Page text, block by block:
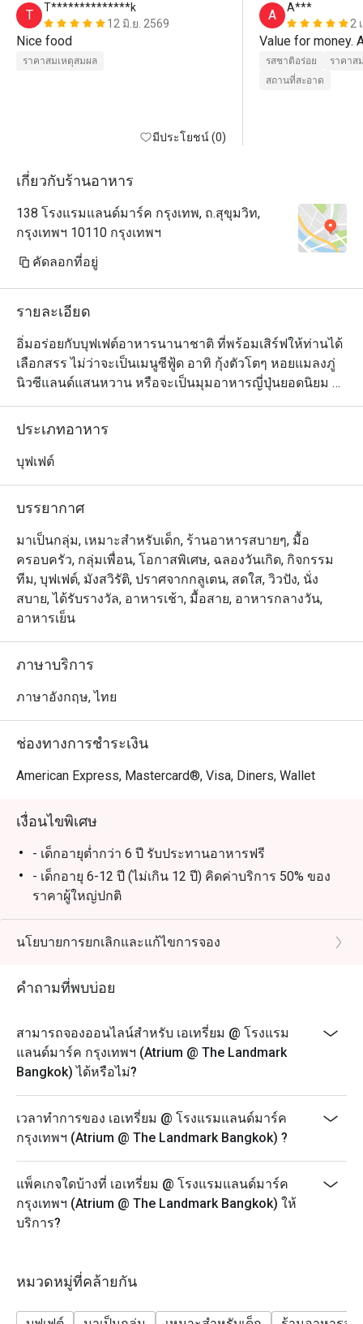
T
T**************k
12 มิ.ย. 2569
Nice food
ราคาสมเหตุสมผล
มีประโยชน์ (0)
A
A***
2
Value for money.
รสชาติอร่อย
ราคาส
สถานที่สะอาด
เกี่ยวกับร้านอาหาร
138 โรงแรมแลนด์มาร์ค กรุงเทพ, ถ.สุขุมวิท,
กรุงเทพฯ 10110 กรุงเทพฯ
คัดลอกที่อยู่
รายละเอียด
อิ่มอร่อยกับบุฟเฟต์อาหารนานาชาติ ที่พร้อมเสิร์ฟให้ท่านได้
เลือกสรร ไม่ว่าจะเป็นเมนูซีฟู้ด อาทิ กุ้งตัวโตๆ หอยแมลงภู่
นิวซีแลนด์แสนหวาน หรือจะเป็นมุมอาหารญี่ปุ่นยอดนิยม
อาหารไทยรสจัด มุมสลัดสดอร่อย เพลิดเพลินกับเมนูพาสต้า
ปรุงร้อนๆ ตามสั่ง ให้ท่านได้เลือกลิ้มลอง ด้านเมนูของหวาน
เมด น้ำพุช็อคโกแลต และผลไม้สดไว้รอต้อนรับ บรรยากาศ
曼谷龙马酒店中庭自助餐厅独创的国际菜式,全新专业厨师
团队现场给你现煮亚拉斯加大虾海贝类等... 尤其是不能错
过美味迷人的饭后甜品，例如大理石纹蛋糕，意大利奶油
布丁，喷泉巧克力和泰国时令水果，林林总总，应有尽有
和週日brunch, 行政副总厨 Chef Francesco 亲自主理所有
驰名泰国泥蟹，篮花蟹，生蚝和进口青口贝等海鲜，无论
冻食或各种风味热炒都能令你一试难忘... 不要忘记亲们和
Atrium @ The Landmark Bangkok ให้บริการบุฟเฟ่ต์อาหาร
นานาชาติสุดหรู ตั้งอยู่ที่ชั้นล็อบบี้ของโรงแรม The
นานา ร้านเหมาะสำหรับครอบครัวและเด็ก บรรยากาศกว้าง
ขวางและนั่งสบาย เหมาะกับทั้งมื้อครอบครัวและโอกาส
พิเศษ ไฮไลต์เมนูยอดนิยม ได้แก่ กุ้งแม่น้ำย่างสดใหม่ หอย
นางรมคุณภาพดี กั้งเนื้อหวาน ซาชิมิชิ้นหนา เป็ดปักกิ่งหนัง
กรอบ และเนื้อแกะย่างระดับพรีเมียม
โดดเด่นด้วยบริการยอดเยี่ยม บรรยากาศหรูหรา และเมนู
นักท่องเที่ยวต่างประทับใจในความสดใหม่ ความหลาก
ใกล้สถานี BTS นานา
การจองผ่านแอปหรือเว็บไซต์ Eatigo คือวิธีที่ชาญฉลาดที่สุด
ในการรับประทานอาหาร เพียงเลือกช่วงเวลาที่ต้องการ ก็
ประเภทอาหาร
บุฟเฟต์
บรรยากาศ
มาเป็นกลุ่ม, เหมาะสำหรับเด็ก, ร้านอาหารสบายๆ, มื้อ
ครอบครัว, กลุ่มเพื่อน, โอกาสพิเศษ, ฉลองวันเกิด, กิจกรรม
ทีม, บุฟเฟต์, มังสวิรัติ, ปราศจากกลูเตน, สดใส, วิวปัง, นั่ง
สบาย, ได้รับรางวัล, อาหารเช้า, มื้อสาย, อาหารกลางวัน,
อาหารเย็น
ภาษาบริการ
ภาษาอังกฤษ, ไทย
ช่องทางการชำระเงิน
American Express, Mastercard®, Visa, Diners, Wallet
เงื่อนไขพิเศษ
- เด็กอายุต่ำกว่า 6 ปี รับประทานอาหารฟรี
- เด็กอายุ 6-12 ปี (ไม่เกิน 12 ปี) คิดค่าบริการ 50% ของ
ราคาผู้ใหญ่ปกติ
- ราคาบุฟเฟ่ต์รวมน้ำดื่มไม่อั้นและกาแฟหรือชา 1 แก้ว
(ร้อนหรือเย็น)
- เมนูและราคาอาจมีการเปลี่ยนแปลงโดยไม่ต้องแจ้งให้
- ราคาที่แสดงยังไม่รวมภาษีมูลค่าเพิ่มและค่าบริการ
- ส่วนลดจะนำไปหักเฉพาะค่าอาหารและภาษีมูลค่าเพิ่ม
ไม่รวมค่าบริการ
การจองดังกล่าว
อาหารทะเลประจำวัน:
นิวซีแลนด์ หอยแมลงภู่ดำ และหอยหวาน
- มื้อสาย (เสาร์ - อาทิตย์) & มื้อค่ำ (ศุกร์ - อาทิตย์): กุ้ง
แม่น้ำเผา ปูทะเลนึ่ง ปูไข่นึ่งนมสด ปูไข่ดองน้ำปลา กุ้งขาว
ขาว กั้ง หอยนางรมสด หอยแมลงภู่นิวซีแลนด์ และหอย
นโยบายการยกเลิกและแก้ไขการจอง
คำถามที่พบบ่อย
สามารถจองออนไลน์สำหรับ เอเทรี่ยม @ โรงแรม
แลนด์มาร์ค กรุงเทพฯ (Atrium @ The Landmark
Bangkok) ได้หรือไม่?
เวลาทำการของ เอเทรี่ยม @ โรงแรมแลนด์มาร์ค
กรุงเทพฯ (Atrium @ The Landmark Bangkok) ?
แพ็คเกจใดบ้างที่ เอเทรี่ยม @ โรงแรมแลนด์มาร์ค
กรุงเทพฯ (Atrium @ The Landmark Bangkok) ให้
บริการ?
หมวดหมู่ที่คล้ายกัน